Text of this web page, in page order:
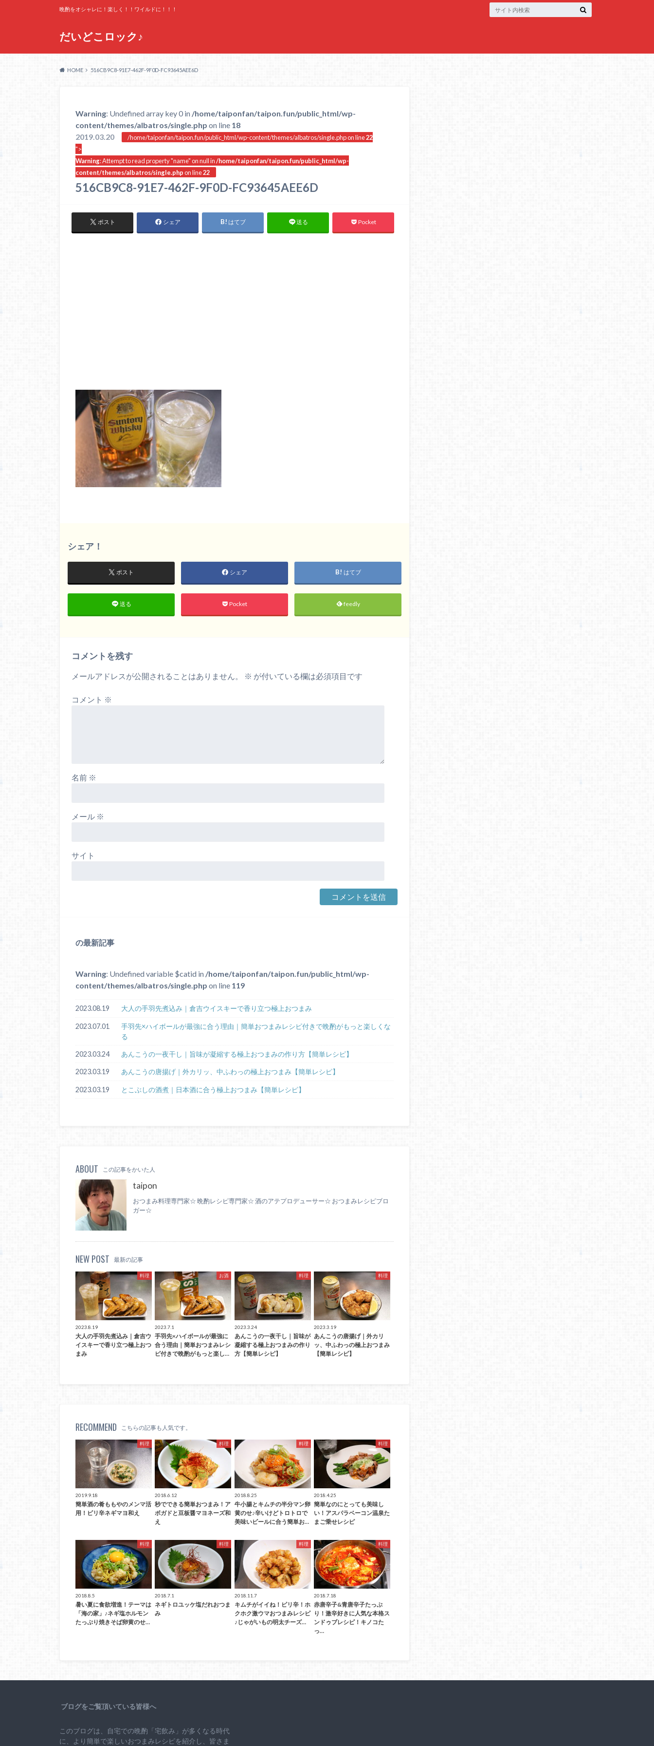
だいどこロック♪
晩酌をオシャレに！楽しく！！ワイルドに！！！
HOME 516CB9C8-91E7-462F-9F0D-FC93645AEE6D
Warning: Undefined array key 0 in /home/taiponfan/taipon.fun/public_html/wp-
content/themes/albatros/single.php on line 18
2019.03.20
/home/taiponfan/taipon.fun/public_html/wp-content/themes/albatros/single.php on line22
">
Warning: Attempt to read property "name" on null in /home/taiponfan/taipon.fun/public_html/wp-
content/themes/albatros/single.phpon line22
516CB9C8-91E7-462F-9F0D-FC93645AEE6D
ポスト シェア はてブ 送る Pocket
シェア！
ポスト シェア はてブ
送る Pocket feedly
コメントを残す
メールアドレスが公開されることはありません。 ※ が付いている欄は必須項目です
コメント ※
名前 ※
メール ※
サイト
の最新記事
Warning: Undefined variable $catid in /home/taiponfan/taipon.fun/public_html/wp-
content/themes/albatros/single.php on line 119
2023.08.19 大人の手羽先煮込み｜倉吉ウイスキーで香り立つ極上おつまみ
2023.07.01
手羽先×ハイボールが最強に合う理由｜簡単おつまみレシピ付きで晩酌がもっと楽しくな
る
2023.03.24 あんこうの一夜干し｜旨味が凝縮する極上おつまみの作り方【簡単レシピ】
2023.03.19 あんこうの唐揚げ｜外カリッ、中ふわっの極上おつまみ【簡単レシピ】
2023.03.19 とこぶしの酒煮｜日本酒に合う極上おつまみ【簡単レシピ】
ABOUT この記事をかいた人
taipon
おつまみ料理専門家☆ 晩酌レシピ専門家☆ 酒のアテプロデューサー☆ おつまみレシピブロ
ガー☆
NEW POST 最新の記事
料理
2023.8.19
大人の手羽先煮込み｜倉吉ウ
イスキーで香り立つ極上おつ
まみ
お酒
2023.7.1
手羽先×ハイボールが最強に
合う理由｜簡単おつまみレシ
ピ付きで晩酌がもっと楽し…
料理
2023.3.24
あんこうの一夜干し｜旨味が
凝縮する極上おつまみの作り
方【簡単レシピ】
料理
2023.3.19
あんこうの唐揚げ｜外カリ
ッ、中ふわっの極上おつまみ
【簡単レシピ】
RECOMMEND こちらの記事も人気です。
料理
2019.9.18
簡単酒の肴ももやのメンマ活
用！ピリ辛ネギマヨ和え
料理
2018.6.12
秒でできる簡単おつまみ！ア
ボガドと豆板醤マヨネーズ和
え
料理
2018.8.25
牛小腸とキムチの半分マン卵
黄のせ♪辛いけどトロトロで
美味いビールに合う簡単お…
料理
2018.4.25
簡単なのにとっても美味し
い！アスパラベーコン温泉た
まご乗せレシピ
料理
2018.8.5
暑い夏に食欲増進！テーマは
「海の家」♪ネギ塩ホルモン
たっぷり焼きそば卵黄のせ…
料理
2018.7.1
ネギトロユッケ塩だれおつま
み
料理
2018.11.7
キムチがイイね！ピリ辛！ホ
クホク激ウマおつまみレシピ
♪じゃがいもの明太チーズ…
料理
2018.7.18
赤唐辛子&青唐辛子たっぷ
り！激辛好きに人気な本格ス
ンドゥブレシピ！キノコた
っ…
ブログをご覧頂いている皆様へ
このブログは、自宅での晩酌「宅飲み」が多くなる時代
に、より簡単で楽しいおつまみレシピを紹介し、皆さま